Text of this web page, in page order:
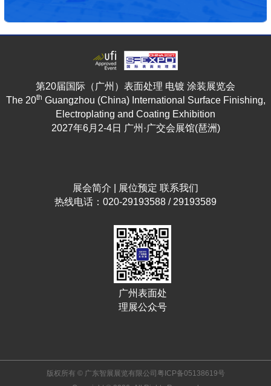
第20届国际（广州）表面处理 电镀 涂装展览会
The 20th Guangzhou (China) International Surface Finishing,
Electroplating and Coating Exhibition
2027年6月2-4日 广州·广交会展馆(琶洲)
展会简介 展位预定 联系我们
热线电话：020-29193588 / 29193589
广州表面处
理展公众号
版权所有 © 广东智展展览有限公司 粤ICP备05138619号